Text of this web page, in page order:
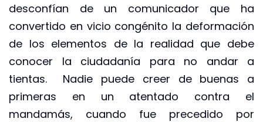
desconfían de un comunicador que ha
convertido en vicio congénito la deformación
de los elementos de la realidad que debe
conocer la ciudadanía para no andar a
tientas. Nadie puede creer de buenas a
primeras en un atentado contra el
mandamás, cuando fue precedido por